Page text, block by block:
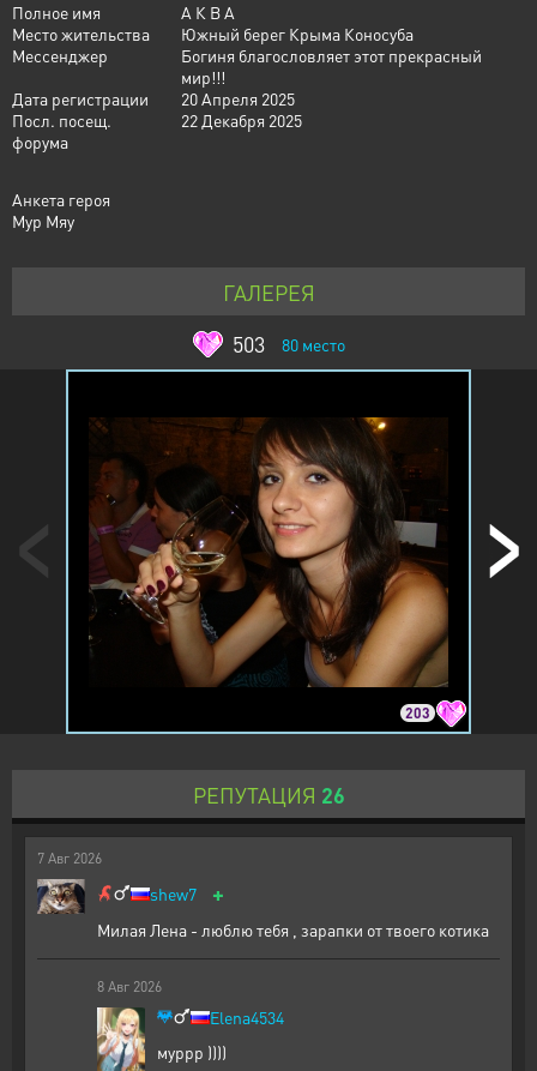
Полное имя
А К В А
Место жительства
Южный берег Крыма Коносуба
Мессенджер
Богиня благословляет этот прекрасный
мир!!!
Дата регистрации
20 Апреля 2025
Посл. посещ.
форума
22 Декабря 2025
Анкета героя
Мур Мяу
ГАЛЕРЕЯ
503
80место
203
РЕПУТАЦИЯ 26
7 Авг 2026
shew7 +
Милая Лена - люблю тебя , зарапки от твоего котика
8 Авг 2026
Elena4534
муррр ))))